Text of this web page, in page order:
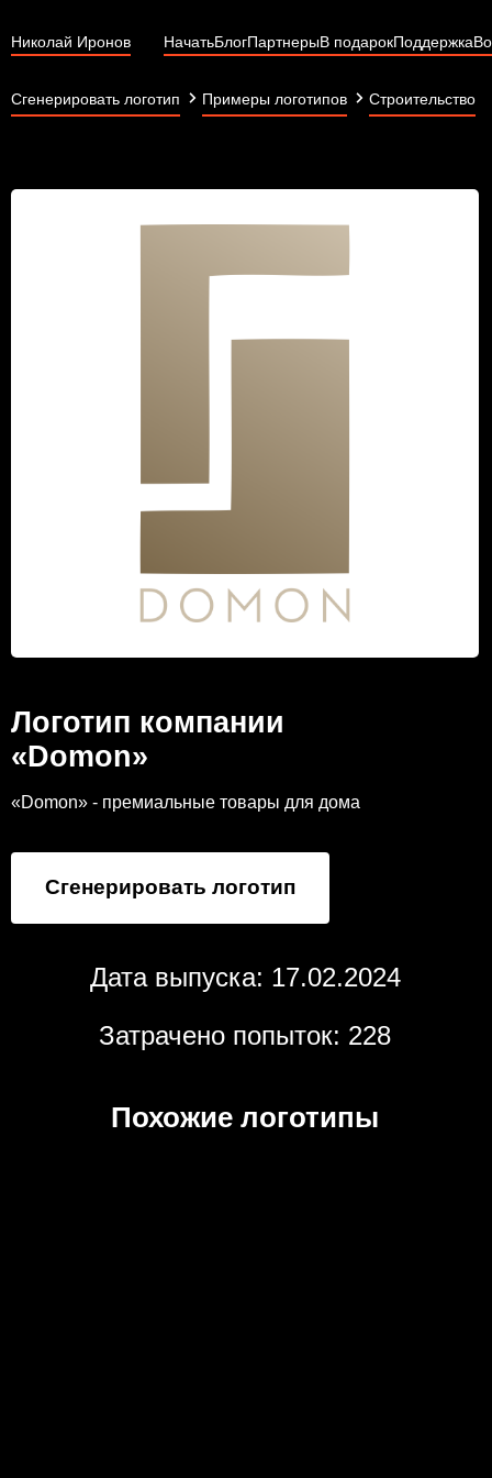
Николай Иронов НачатьБлогПартнерыВ подарокПоддержка
Сгенерировать логотип Примеры логотипов Строительство
Логотип компании
«Domon»
«Domon» - премиальные товары для дома
Сгенерировать логотип
Дата выпуска: 17.02.2024
Затрачено попыток: 228
Похожие логотипы